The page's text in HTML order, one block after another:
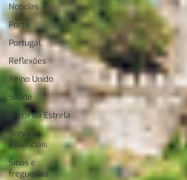
Notícias
Porto
Portugal
Reflexões
Reino Unido
Saúde
Serra da Estrela
Serviços
essenciais
Sítios e
freguesias